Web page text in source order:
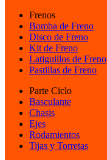
Frenos
Bomba de Freno
Disco de Freno
Kit de Freno
Latiguillos de Freno
Pastillas de Freno
Parte Ciclo
Basculante
Chasis
Ejes
Rodamientos
Tijas y Torretas